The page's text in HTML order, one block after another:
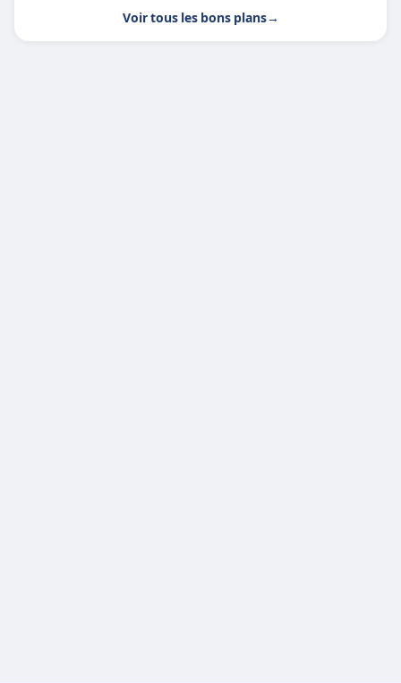
Voir tous les bons plans→